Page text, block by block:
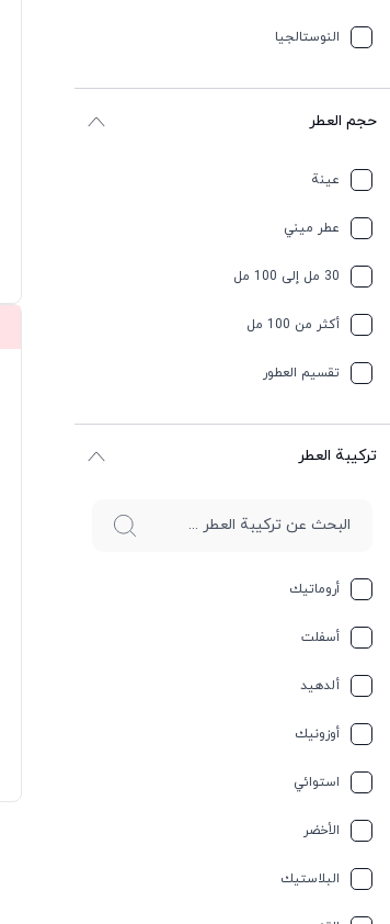
النوستالجيا
حجم العطر
عينة
عطر ميني
30 مل إلى 100 مل
أكثر من 100 مل
تقسیم العطور
ترکیبة العطر
أروماتيك
أسفلت
ألدهيد
أوزونيك
استوائي
الأخضر
البلاستيك